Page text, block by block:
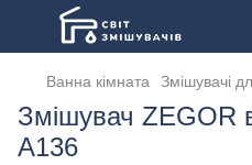
Ванна кімната Змішувачі
Змішувач ZEGOR
A136